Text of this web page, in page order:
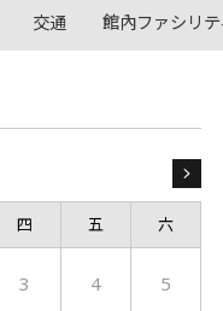
交通 館內ファシリ
四 五 六
3 4 5